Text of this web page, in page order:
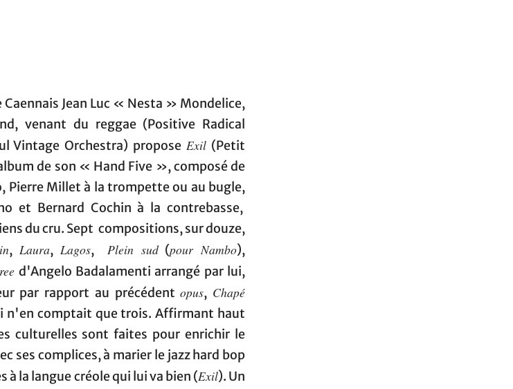
Caennais Jean Luc « Nesta » Mondelice,
venant du reggae (Positive Radical
Vintage Orchestra) proposeExil (Petit
de son « Hand Five », composé de
Pierre Millet à la trompette ou au bugle,
et Bernard Cochin à la contrebasse,
du cru. Sept compositions, sur douze,
,Laura, Lagos,Plein sud(pour Nambo),
d'Angelo Badalamenti arrangé par lui,
par rapport au précédentopus, Chapé
n'en comptait que trois. Affirmant haut
culturelles sont faites pour enrichir le
ses complices, à marier le jazz hard bop
la langue créole qui lui va bien (Exil). Un